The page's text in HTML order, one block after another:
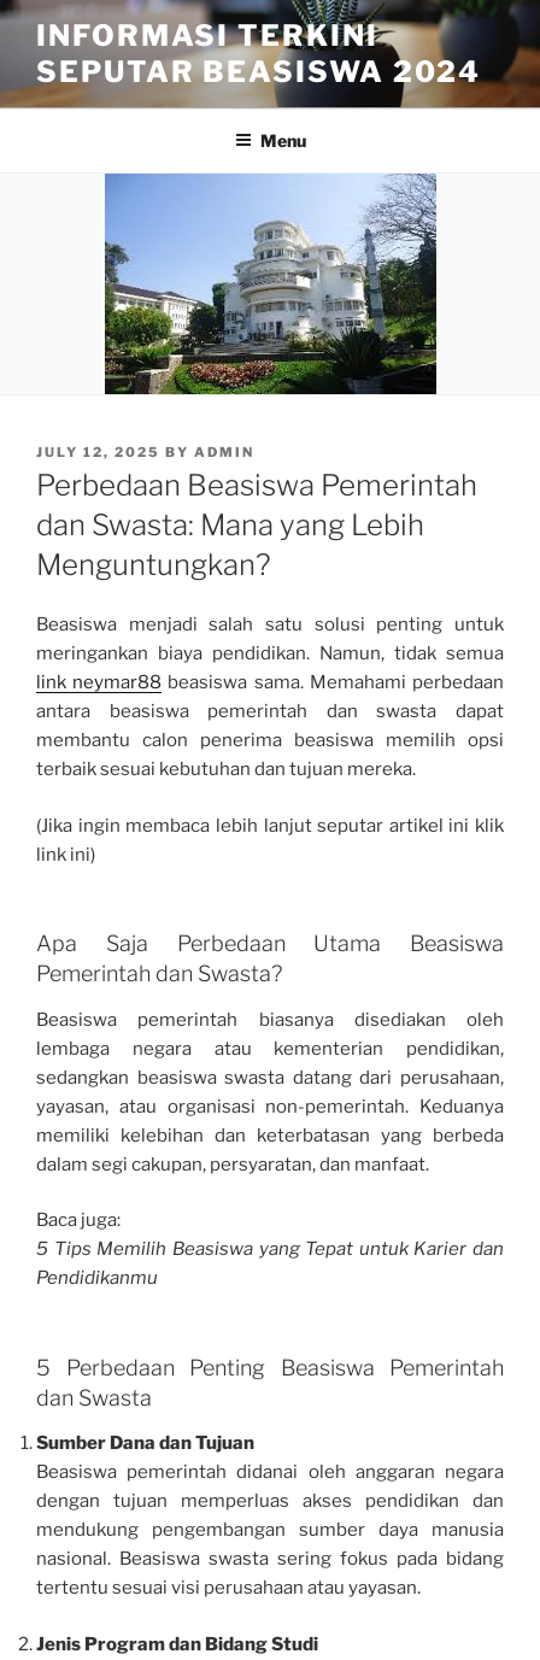
Skip
content
INFORMASI TERKINI
SEPUTAR BEASISWA 2024
Menu
POSTED
ON
JULY 12, 2025 BY ADMIN
Perbedaan Beasiswa Pemerintah
dan Swasta: Mana yang Lebih
Menguntungkan?
Beasiswa menjadi salah satu solusi penting untuk
meringankan biaya pendidikan. Namun, tidak semua
link neymar88 beasiswa sama. Memahami perbedaan
antara beasiswa pemerintah dan swasta dapat
membantu calon penerima beasiswa memilih opsi
terbaik sesuai kebutuhan dan tujuan mereka.
(Jika ingin membaca lebih lanjut seputar artikel ini klik
link ini)
Apa Saja Perbedaan Utama Beasiswa
Pemerintah dan Swasta?
Beasiswa pemerintah biasanya disediakan oleh
lembaga negara atau kementerian pendidikan,
sedangkan beasiswa swasta datang dari perusahaan,
yayasan, atau organisasi non-pemerintah. Keduanya
memiliki kelebihan dan keterbatasan yang berbeda
dalam segi cakupan, persyaratan, dan manfaat.
Baca juga:
5 Tips Memilih Beasiswa yang Tepat untuk Karier dan
Pendidikanmu
5 Perbedaan Penting Beasiswa Pemerintah
dan Swasta
Sumber Dana dan Tujuan
Beasiswa pemerintah didanai oleh anggaran negara
dengan tujuan memperluas akses pendidikan dan
mendukung pengembangan sumber daya manusia
nasional. Beasiswa swasta sering fokus pada bidang
tertentu sesuai visi perusahaan atau yayasan.
Jenis Program dan Bidang Studi